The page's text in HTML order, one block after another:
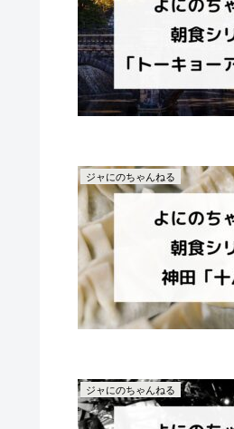
ジャにのちゃんねる
ジャにのちゃんねる